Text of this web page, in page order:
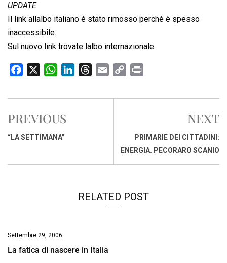
UPDATE
Il link allalbo italiano è stato rimosso perché è spesso
inaccessibile.
Sul nuovo link trovate lalbo internazionale.
c
b
o
W
a
s
A
n
r
a
p
n
i
PREVIOUS
“LA SETTIMANA”
NEXT
PRIMARIE DEI CITTADINI:
ENERGIA. PECORARO SCANIO
RELATED POST
Settembre 29, 2006
La fatica di nascere in Italia